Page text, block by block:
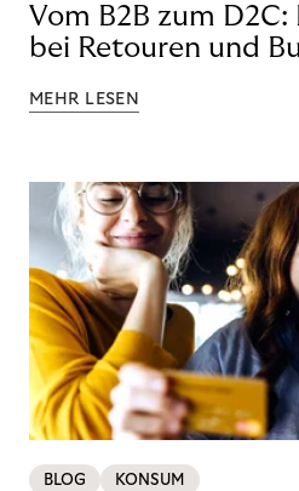
Vom B2B zum
bei Retouren und
MEHR LESEN
BLOG KONSUM